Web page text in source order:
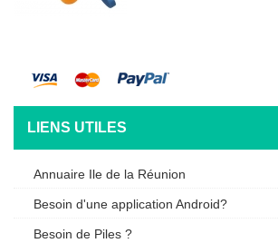
LIENS UTILES
Annuaire Ile de la Réunion
Besoin d'une application Android?
Besoin de Piles ?